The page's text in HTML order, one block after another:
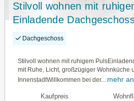
Stilvoll wohnen mit
Einladende
Ruhe, Licht, großzügiger
Dachgeschoss
Stilvoll wohnen mit ruhigem
mit Ruhe, Licht, großzügiger Wohnküche
InnenstadtWillkommen bei der... mehr
Kaufpreis